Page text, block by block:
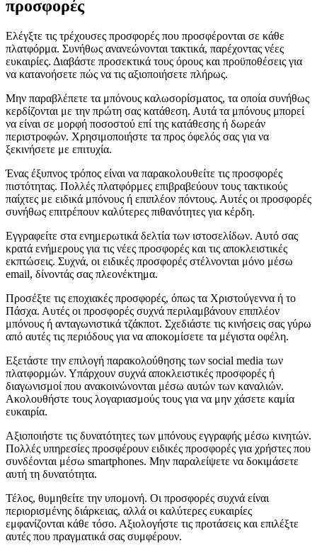
προσφορές
Ελέγξτε τις τρέχουσες προσφορές που προσφέρονται σε κάθε
πλατφόρμα. Συνήθως ανανεώνονται τακτικά, παρέχοντας νέες
ευκαιρίες. Διαβάστε προσεκτικά τους όρους και προϋποθέσεις για
να κατανοήσετε πώς να τις αξιοποιήσετε πλήρως.
Μην παραβλέπετε τα μπόνους καλωσορίσματος, τα οποία συνήθως
κερδίζονται με την πρώτη σας κατάθεση. Αυτά τα μπόνους μπορεί
να είναι σε μορφή ποσοστού επί της κατάθεσης ή δωρεάν
περιστροφών. Χρησιμοποιήστε τα προς όφελός σας για να
ξεκινήσετε με επιτυχία.
Ένας έξυπνος τρόπος είναι να παρακολουθείτε τις προσφορές
πιστότητας. Πολλές πλατφόρμες επιβραβεύουν τους τακτικούς
παίχτες με ειδικά μπόνους ή επιπλέον πόντους. Αυτές οι προσφορές
συνήθως επιτρέπουν καλύτερες πιθανότητες για κέρδη.
Εγγραφείτε στα ενημερωτικά δελτία των ιστοσελίδων. Αυτό σας
κρατά ενήμερους για τις νέες προσφορές και τις αποκλειστικές
εκπτώσεις. Συχνά, οι ειδικές προσφορές στέλνονται μόνο μέσω
email, δίνοντάς σας πλεονέκτημα.
Προσέξτε τις εποχιακές προσφορές, όπως τα Χριστούγεννα ή το
Πάσχα. Αυτές οι προσφορές συχνά περιλαμβάνουν επιπλέον
μπόνους ή ανταγωνιστικά τζάκποτ. Σχεδιάστε τις κινήσεις σας γύρω
από αυτές τις περιόδους για να αποκομίσετε τα μέγιστα οφέλη.
Εξετάστε την επιλογή παρακολούθησης των social media των
πλατφορμών. Υπάρχουν συχνά αποκλειστικές προσφορές ή
διαγωνισμοί που ανακοινώνονται μέσω αυτών των καναλιών.
Ακολουθήστε τους λογαριασμούς τους για να μην χάσετε καμία
ευκαιρία.
Αξιοποιήστε τις δυνατότητες των μπόνους εγγραφής μέσω κινητών.
Πολλές υπηρεσίες προσφέρουν ειδικές προσφορές για χρήστες που
συνδέονται μέσω smartphones. Μην παραλείψετε να δοκιμάσετε
αυτή τη δυνατότητα.
Τέλος, θυμηθείτε την υπομονή. Οι προσφορές συχνά είναι
περιορισμένης διάρκειας, αλλά οι καλύτερες ευκαιρίες
εμφανίζονται κάθε τόσο. Αξιολογήστε τις προτάσεις και επιλέξτε
αυτές που πραγματικά σας συμφέρουν.